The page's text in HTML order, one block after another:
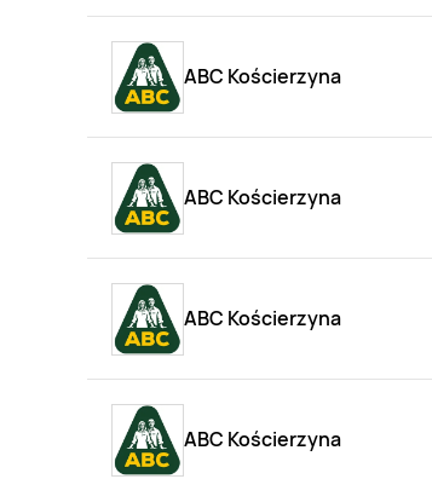
ABC Kościerzyna
ABC Kościerzyna
ABC Kościerzyna
ABC Kościerzyna